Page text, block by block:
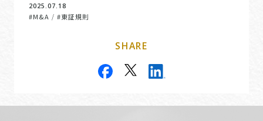
2025.07.18
#M&A /#東証規則
SHARE